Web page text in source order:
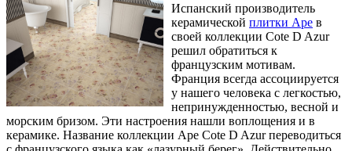
Испанский производитель
керамической плитки Ape в
своей коллекции Cote D Azur
решил обратиться к
французским мотивам.
Франция всегда ассоциируется
у нашего человека с легкостью,
непринужденностью, весной и
морским бризом. Эти настроения нашли воплощения и в
керамике. Название коллекции Ape Cote D Azur переводиться